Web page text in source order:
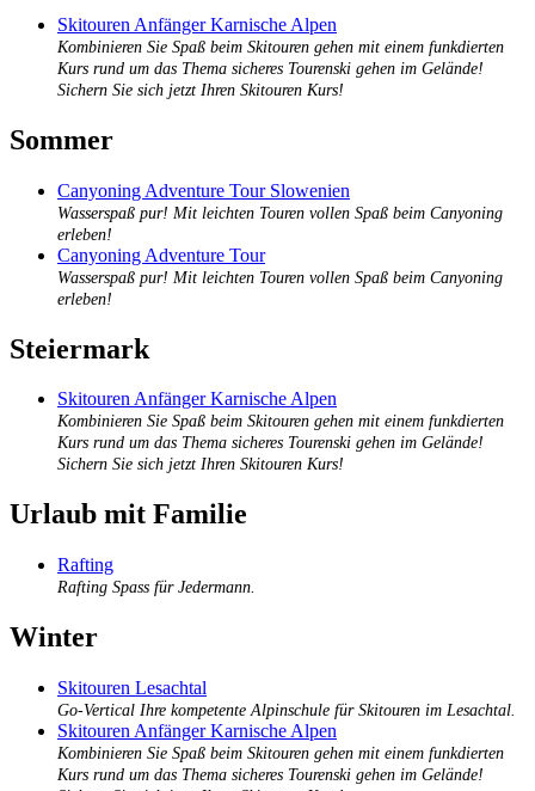
Skitouren Anfänger Karnische Alpen
Kombinieren Sie Spaß beim Skitouren gehen mit einem funkdierten
Kurs rund um das Thema sicheres Tourenski gehen im Gelände!
Sichern Sie sich jetzt Ihren Skitouren Kurs!
Sommer
Canyoning Adventure Tour Slowenien
Wasserspaß pur! Mit leichten Touren vollen Spaß beim Canyoning
erleben!
Canyoning Adventure Tour
Wasserspaß pur! Mit leichten Touren vollen Spaß beim Canyoning
erleben!
Steiermark
Skitouren Anfänger Karnische Alpen
Kombinieren Sie Spaß beim Skitouren gehen mit einem funkdierten
Kurs rund um das Thema sicheres Tourenski gehen im Gelände!
Sichern Sie sich jetzt Ihren Skitouren Kurs!
Urlaub mit Familie
Rafting
Rafting Spass für Jedermann.
Winter
Skitouren Lesachtal
Go-Vertical Ihre kompetente Alpinschule für Skitouren im Lesachtal.
Skitouren Anfänger Karnische Alpen
Kombinieren Sie Spaß beim Skitouren gehen mit einem funkdierten
Kurs rund um das Thema sicheres Tourenski gehen im Gelände!